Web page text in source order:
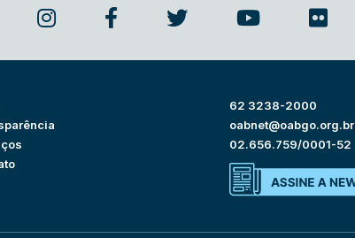
62 3238-2000
oabnet@oabgo.org.br
02.656.759/0001-52